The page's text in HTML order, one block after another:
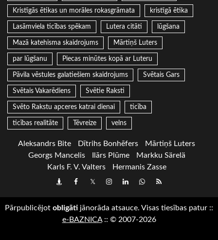
Kristīgās ētikas un morāles rokasgrāmata kristīgā ētika
Lasāmviela ticības spēkam Lutera citāti lūgšana
Mazā katehisma skaidrojums Mārtiņš Luters
par lūgšanu Piecas minūtes kopā ar Luteru
Pāvila vēstules galatiešiem skaidrojums Svētais Gars
Svētais Vakarēdiens Svētie Raksti
Svēto Rakstu apceres katrai dienai ticība
ticības realitāte Tēvreize velns
Aleksandrs Bite Dītrihs Bonhēfers
Mārtiņš Luters
Georgs Mancelis
Ilārs Plūme
Markku Särelä
Karls F. V. Valters
Hermanis Zasse
DraugiemFacebook
TwitterInstagram
LinkedInwhatsapp
RSS
Pārpublicējot obligāti jānorāda atsauce. Visas tiesības patur ::
e-BAZNICA:: © 2007-2026